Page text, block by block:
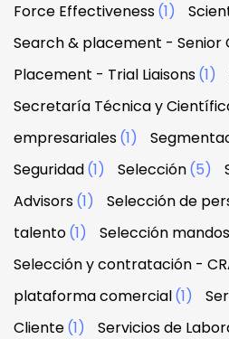
Force Effectiveness(1)
Search & placement - Senior
Placement - Trial Liaisons(1)
Secretaría Técnica y
empresariales(1)
Seguridad(1) Selección(5)
Advisors(1) Selección de
talento(1) Selección
Selección y contratación -
plataforma comercial(1)
Cliente(1) Servicios de